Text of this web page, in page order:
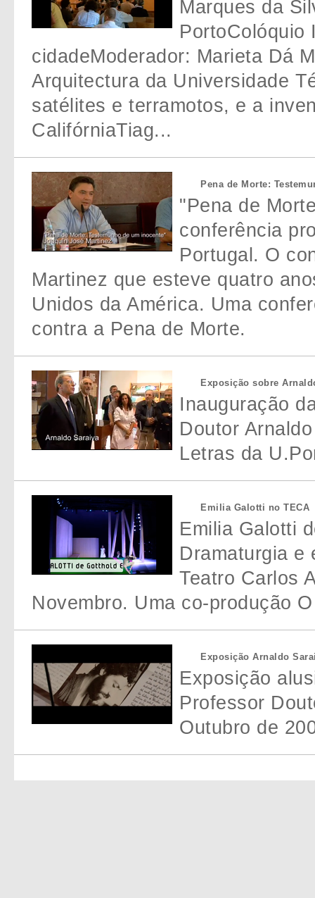
Marques da
PortoColóquio
cidadeModerador: Marieta Dá
Arquitectura da Universidade
satélites e terramotos, e a
CalifórniaTiag...
Pena de Morte:
"Pena de
conferência
Portugal. O
Martinez que esteve quatro
Unidos da América. Uma
contra a Pena de Morte.
Exposição sobre
Inauguração
Doutor
Letras da
Emilia Galotti no TECA
Emilia Galotti
Dramaturgia e
Teatro Carlos
Novembro. Uma co-produção
Exposição Arnaldo
Exposição
Professor
Outubro de